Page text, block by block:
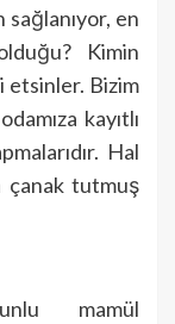
sağlanıyor, en
Kimin
etsinler. Bizim
kayıtlı
Hal
çanak tutmuş
mamül